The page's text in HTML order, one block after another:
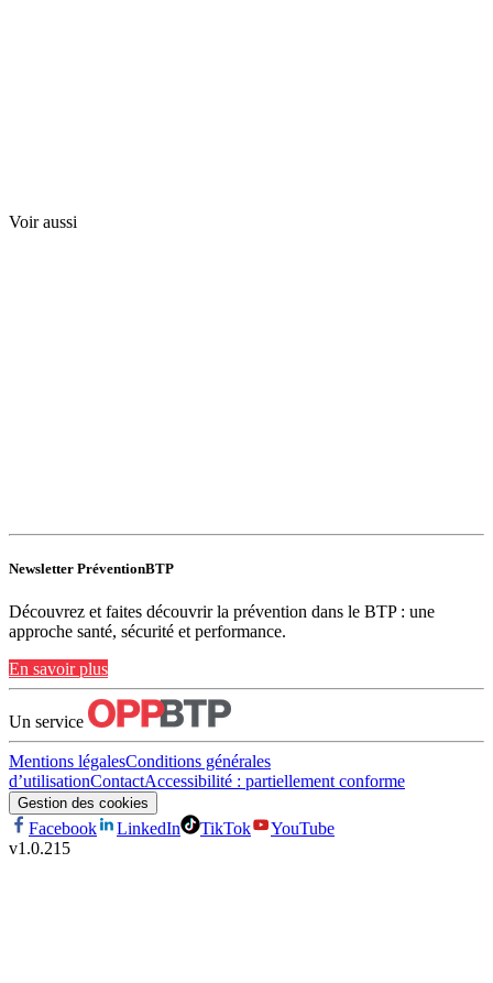
Voir aussi
Newsletter PréventionBTP
Découvrez et faites découvrir la prévention dans le BTP : une
approche santé, sécurité et performance.
En savoir plus
Un service
Mentions légalesConditions générales
d’utilisationContactAccessibilité : partiellement conforme
Gestion des cookies
Facebook LinkedIn TikTok
YouTube
v1.0.215